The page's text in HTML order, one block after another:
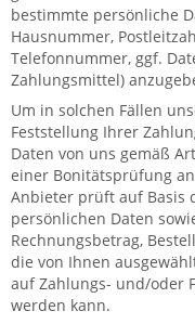
bestimmte persönliche
Hausnummer,
Telefonnummer, ggf.
Zahlungsmittel)
Um in solchen Fällen
Feststellung Ihrer
Daten von uns gemäß
einer Bonitätsprüfung
Anbieter prüft auf Basis
persönlichen Daten
Rechnungsbetrag,
die von Ihnen
auf Zahlungs- und/oder
werden kann.